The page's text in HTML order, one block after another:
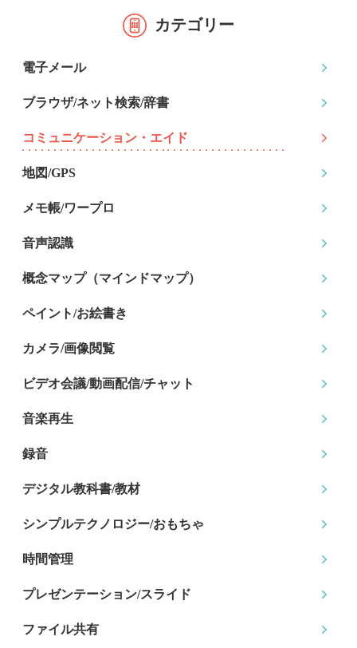
カテゴリー
電子メール
ブラウザ/ネット検索/辞書
コミュニケーション・エイド
地図/GPS
メモ帳/ワープロ
音声認識
概念マップ（マインドマップ）
ペイント/お絵書き
カメラ/画像閲覧
ビデオ会議/動画配信/チャット
音楽再生
録音
デジタル教科書/教材
シンプルテクノロジー/おもちゃ
時間管理
プレゼンテーション/スライド
ファイル共有